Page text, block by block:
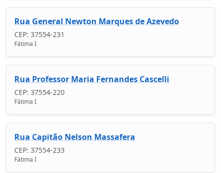
Rua General Newton Marques de Azevedo
CEP: 37554-231
Fátima I
Rua Professor Maria Fernandes Cascelli
CEP: 37554-220
Fátima I
Rua Capitão Nelson Massafera
CEP: 37554-233
Fátima I